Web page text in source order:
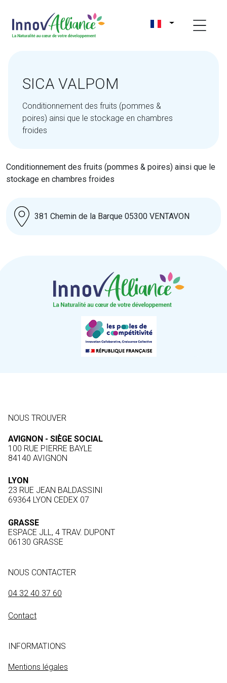
SICA VALPOM
Conditionnement des fruits (pommes &
poires) ainsi que le stockage en chambres
froides
Conditionnement des fruits (pommes & poires) ainsi que le
stockage en chambres froides
381 Chemin de la Barque 05300 VENTAVON
NOUS TROUVER
AVIGNON - SIÈGE SOCIAL
100 RUE PIERRE BAYLE
84140 AVIGNON
LYON
23 RUE JEAN BALDASSINI
69364 LYON CEDEX 07
GRASSE
ESPACE JLL, 4 TRAV. DUPONT
06130 GRASSE
NOUS CONTACTER
04 32 40 37 60
Contact
INFORMATIONS
Mentions légales